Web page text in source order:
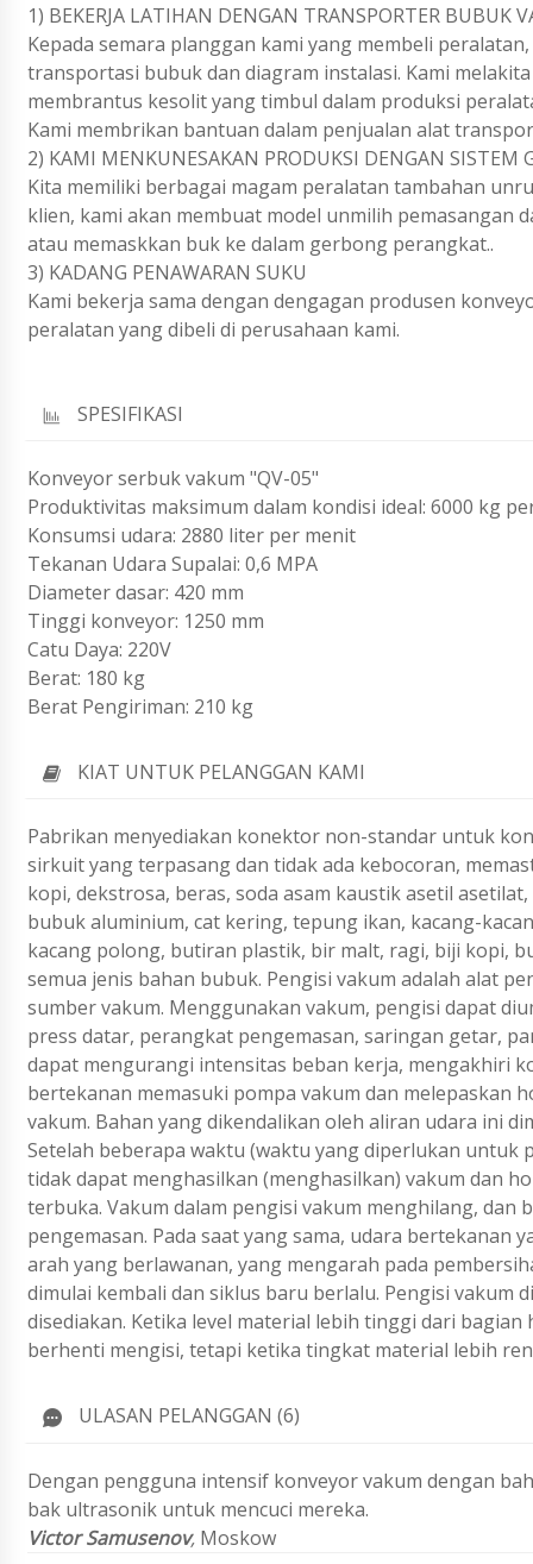
1) BEKERJA LATIHAN DENGAN TRANSPORTER BUBUK
Kepada semara planggan kami yang membeli
transportasi bubuk dan diagram instalasi. Kami
membrantus kesolit yang timbul dalam produksi
Kami membrikan bantuan dalam penjualan alat
2) KAMI MENKUNESAKAN PRODUKSI DENGAN SISTEM
Kita memiliki berbagai magam peralatan tambahan
klien, kami akan membuat model unmilih pemasangan
atau memaskkan buk ke dalam gerbong perangkat..
3) KADANG PENAWARAN SUKU
Kami bekerja sama dengan dengagan produsen
peralatan yang dibeli di perusahaan kami.
SPESIFIKASI
Konveyor serbuk vakum "QV-05"
Produktivitas maksimum dalam kondisi ideal: 6000 kg
Konsumsi udara: 2880 liter per menit
Tekanan Udara Supalai: 0,6 MPA
Diameter dasar: 420 mm
Tinggi konveyor: 1250 mm
Catu Daya: 220V
Berat: 180 kg
Berat Pengiriman: 210 kg
KIAT UNTUK PELANGGAN KAMI
Pabrikan menyediakan konektor non-standar untuk
sirkuit yang terpasang dan tidak ada kebocoran,
kopi, dekstrosa, beras, soda asam kaustik asetil
bubuk aluminium, cat kering, tepung ikan, kacang-
kacang polong, butiran plastik, bir malt, ragi, biji kopi,
semua jenis bahan bubuk. Pengisi vakum adalah alat
sumber vakum. Menggunakan vakum, pengisi dapat
press datar, perangkat pengemasan, saringan getar,
dapat mengurangi intensitas beban kerja, mengakhiri
bertekanan memasuki pompa vakum dan melepaskan
vakum. Bahan yang dikendalikan oleh aliran udara ini
Setelah beberapa waktu (waktu yang diperlukan untuk
tidak dapat menghasilkan (menghasilkan) vakum dan
terbuka. Vakum dalam pengisi vakum menghilang,
pengemasan. Pada saat yang sama, udara
arah yang berlawanan, yang mengarah pada
dimulai kembali dan siklus baru berlalu. Pengisi
disediakan. Ketika level material lebih tinggi dari
berhenti mengisi, tetapi ketika tingkat material lebih
ULASAN PELANGGAN (6)
Dengan pengguna intensif konveyor vakum dengan
bak ultrasonik untuk mencuci mereka.
Victor Samusenov, Moskow